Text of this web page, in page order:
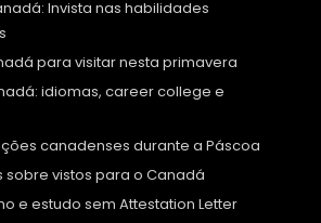
Invista nas habilidades
para visitar nesta primavera
idiomas, career college e
canadenses durante a Páscoa
sobre vistos para o Canadá
e estudo sem Attestation Letter